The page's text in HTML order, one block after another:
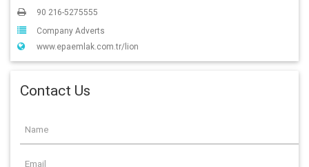
90 216-5275555
Company Adverts
www.epaemlak.com.tr/lion
Contact Us